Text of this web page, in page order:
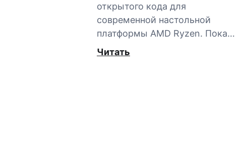
открытого кода для
современной настольной
платформы AMD Ryzen. Пока…
Читать